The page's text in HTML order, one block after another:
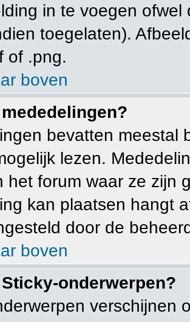
in te voegen
toegelaten).
of .png.
boven
bevatten meestal
lezen.
het forum waar ze zijn
kan plaatsen hangt
door de
boven
onderwerpen?
verschijnen